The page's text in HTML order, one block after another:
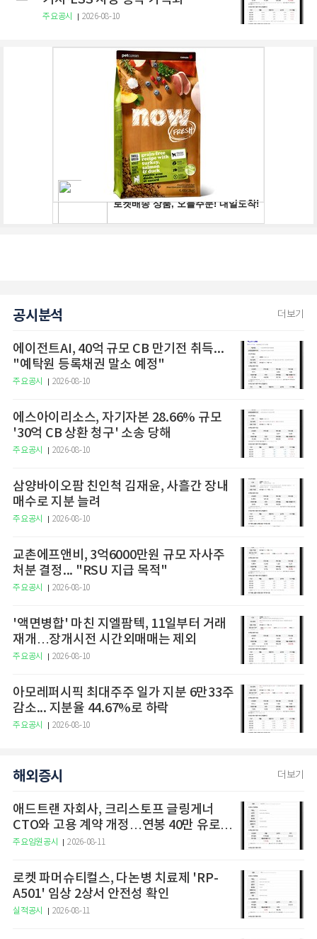
주요공시 2026-08-10
공시분석 더보기
에이전트AI, 40억 규모 CB 만기전 취득...
"예탁원 등록채권 말소 예정"
주요공시 2026-08-10
에스아이리소스, 자기자본 28.66% 규모
'30억 CB 상환 청구' 소송 당해
주요공시 2026-08-10
삼양바이오팜 친인척 김재윤, 사흘간 장내
매수로 지분 늘려
주요공시 2026-08-10
교촌에프앤비, 3억6000만원 규모 자사주
처분 결정... "RSU 지급 목적"
주요공시 2026-08-10
'액면병합' 마친 지엘팜텍, 11일부터 거래
재개…장개시전 시간외매매는 제외
주요공시 2026-08-10
아모레퍼시픽 최대주주 일가 지분 6만33주
감소... 지분율 44.67%로 하락
주요공시 2026-08-10
해외증시 더보기
애드트랜 자회사, 크리스토프 글링게너
CTO와 고용 계약 개정…연봉 40만 유로 유
지
주요임원공시 2026-08-11
로켓 파머슈티컬스, 다논병 치료제 'RP-
A501' 임상 2상서 안전성 확인
실적공시 2026-08-11